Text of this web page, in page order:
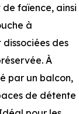
faïence, ainsi
à
des
À
par un balcon,
de détente